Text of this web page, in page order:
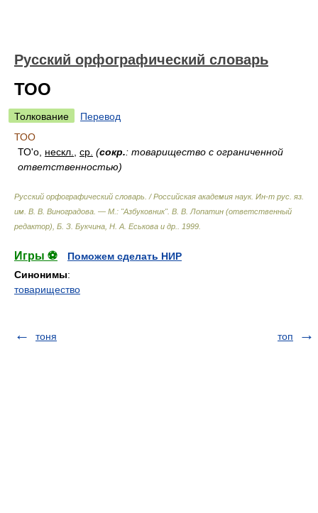
Русский орфографический словарь
ТОО
Толкование
Перевод
ТОО
ТО'о, нескл. ср. (сокр.: товарищество с ограниченной
ответственностью)
Русский орфографический словарь. / Российская академия наук. Ин-т рус. яз.
им. В. В. Виноградова. — М.: "Азбуковник". В. В. Лопатин (ответственный
редактор), Б. З. Букчина, Н. А. Еськова и др.
1999
Игры ⚽
Поможем сделать НИР
Синонимы:
товарищество
тоня топ